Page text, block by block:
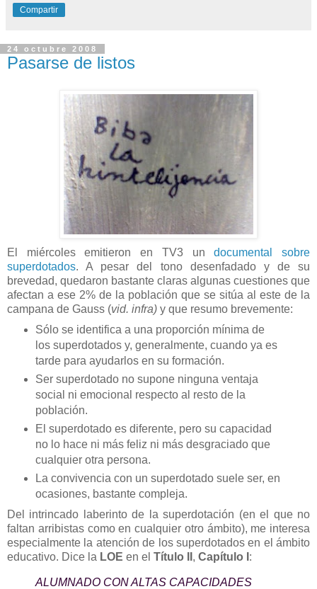
Compartir
24 octubre 2008
Pasarse de listos
El miércoles emitieron en TV3 undocumental sobre
superdotados. A pesar del tono desenfadado y de su
brevedad, quedaron bastante claras algunas cuestiones que
afectan a ese 2% de la población que se sitúa al este de la
campana de Gauss (vid. infra) y que resumo brevemente:
Sólo se identifica a una proporción mínima de
los superdotados y, generalmente, cuando ya es
tarde para ayudarlos en su formación.
Ser superdotado no supone ninguna ventaja
social ni emocional respecto al resto de la
población.
El superdotado es diferente, pero su capacidad
no lo hace ni más feliz ni más desgraciado que
cualquier otra persona.
La convivencia con un superdotado suele ser, en
ocasiones, bastante compleja.
Del intrincado laberinto de la superdotación (en el que no
faltan arribistas como en cualquier otro ámbito), me interesa
especialmente la atención de los superdotados en el ámbito
educativo. Dice la LOE en el Título II , Capítulo I :
ALUMNADO CON ALTAS CAPACIDADES